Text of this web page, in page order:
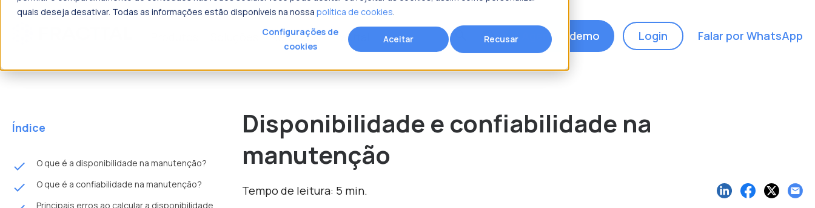
quais deseja desativar. Todas as informações estão disponíveis na nossa política de cookies.
Configurações de
cookies
Aceitar Recusar
Recursos Fracttal Agendar demo Login Falar por WhatsApp
o que procura?
Índice
done O que é a disponibilidade na manutenção?
done O que é a confiabilidade na manutenção?
Principais erros ao calcular a disponibilidade
Disponibilidade e confiabilidade na
manutenção
Tempo de leitura: 5 min.